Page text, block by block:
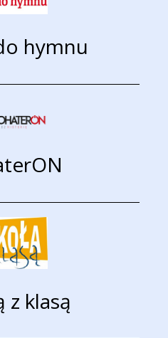
hymnu
z klasą